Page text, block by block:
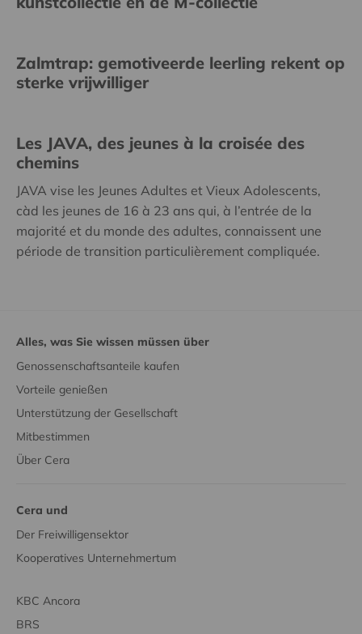
Zalmtrap: gemotiveerde leerling rekent op
sterke vrijwilliger
Les JAVA, des jeunes à la croisée des
chemins
JAVA vise les Jeunes Adultes et Vieux Adolescents,
càd les jeunes de 16 à 23 ans qui, à l’entrée de la
majorité et du monde des adultes, connaissent une
période de transition particulièrement compliquée.
Alles, was Sie wissen müssen über
Genossenschaftsanteile kaufen
Vorteile genießen
Unterstützung der Gesellschaft
Mitbestimmen
Über Cera
Cera und
Der Freiwilligensektor
Kooperatives Unternehmertum
KBC Ancora
BRS